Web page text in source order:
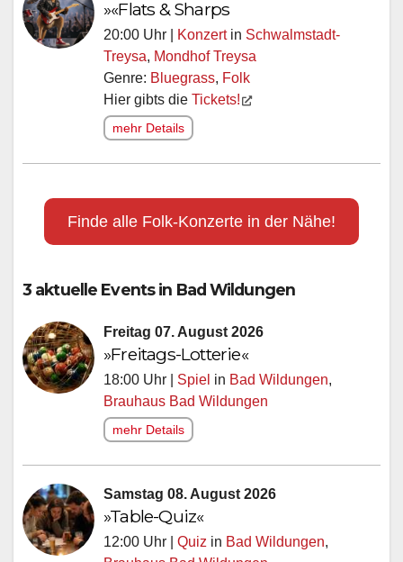
»«Flats & Sharps
20:00 Uhr | Konzertin Schwalmstadt-
Treysa, Mondhof Treysa
Genre: Bluegrass, Folk
Hier gibts die Tickets!
mehr Details
Finde alle Folk-Konzerte in der Nähe!
3 aktuelle Events in Bad Wildungen
Freitag 07. August 2026
»Freitags-Lotterie«
18:00 Uhr | Spiel in Bad Wildungen,
Brauhaus Bad Wildungen
mehr Details
Samstag 08. August 2026
»Table-Quiz«
12:00 Uhr | Quiz in Bad Wildungen,